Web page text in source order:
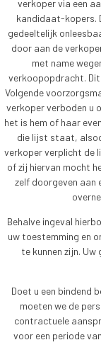
verkoper via een
kandidaat-kopers.
gedeeltelijk
door aan de
met name
verkoopopdracht.
Volgende
verkoper verboden u
het is hem of haar
die lijst staat,
verkoper verplicht de
of zij hiervan mocht
zelf doorgeven aan
Behalve ingeval
uw toestemming en
te kunnen zijn.
Doet u een bindend
moeten we de
contractuele
voor een periode